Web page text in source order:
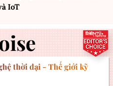
IoT
thời đại - Thế giới kỹ